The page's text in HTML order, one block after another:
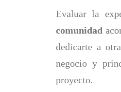
Evaluar la
comunidad
dedicarte a
negocio y
proyecto.